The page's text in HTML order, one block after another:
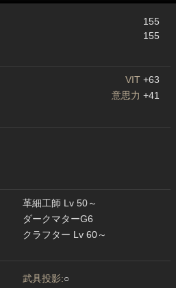
155
155
VIT +63
意思力 +41
革細工師 Lv 50～
ダークマターG6
クラフター Lv 60～
武具投影:○